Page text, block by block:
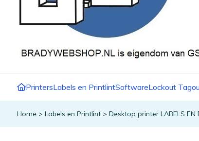
PrintersLabels en PrintlintSoftwareLockout
Home > Labels en Printlint > Desktop printer LABELS EN